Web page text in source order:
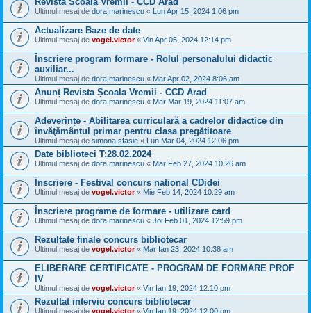
Ultimul mesaj de dora.marinescu « Lun Apr 15, 2024 1:06 pm
Actualizare Baze de date
Ultimul mesaj de vogel.victor« Vin Apr 05, 2024 12:14 pm
Înscriere program formare - Rolul personalului didactic
auxiliar...
Ultimul mesaj de dora.marinescu « Mar Apr 02, 2024 8:06 am
Anunț Revista Școala Vremii - CCD Arad
Ultimul mesaj de dora.marinescu « Mar Mar 19, 2024 11:07 am
Adeverințe - Abilitarea curriculară a cadrelor didactice din
învăţământul primar pentru clasa pregătitoare
Ultimul mesaj de simona.sfasie « Lun Mar 04, 2024 12:06 pm
Date biblioteci T:28.02.2024
Ultimul mesaj de dora.marinescu « Mar Feb 27, 2024 10:26 am
Înscriere - Festival concurs national CDidei
Ultimul mesaj de vogel.victor« Mie Feb 14, 2024 10:29 am
Înscriere programe de formare - utilizare card
Ultimul mesaj de dora.marinescu « Joi Feb 01, 2024 12:59 pm
Rezultate finale concurs bibliotecar
Ultimul mesaj de vogel.victor« Mar Ian 23, 2024 10:38 am
ELIBERARE CERTIFICATE - PROGRAM DE FORMARE PROF
IV
Ultimul mesaj de vogel.victor« Vin Ian 19, 2024 12:10 pm
Rezultat interviu concurs bibliotecar
Ultimul mesaj de vogel.victor« Vin Ian 19, 2024 12:00 pm